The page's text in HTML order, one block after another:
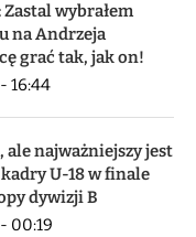
wybrałem
na Andrzeja
grać tak, jak on!
16:44
ale najważniejszy jest
U-18 w finale
dywizji B
00:19